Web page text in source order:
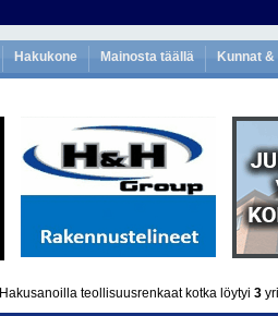
Hakukone Mainosta täällä Kunnat
Hakusanoilla teollisuusrenkaat kotka löytyi 3